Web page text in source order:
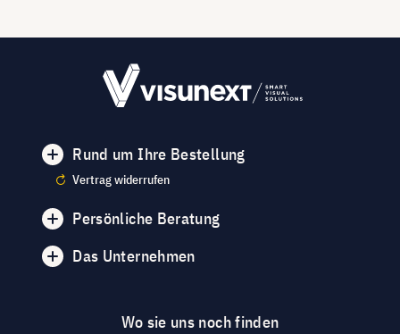
Rund um Ihre Bestellung
Vertrag widerrufen
Persönliche Beratung
Das Unternehmen
Wo sie uns noch finden